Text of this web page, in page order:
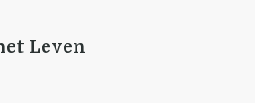
Leven